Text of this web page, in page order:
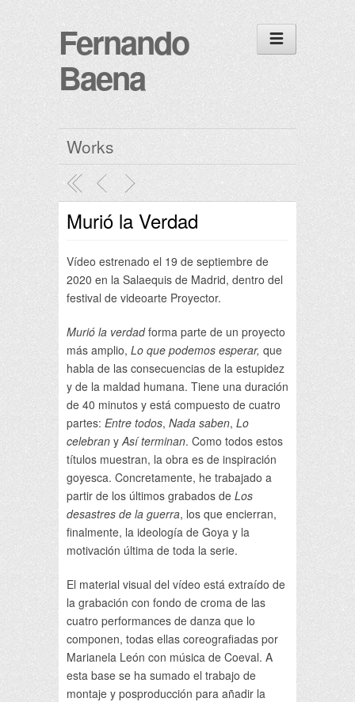
Fernando
Baena
Works
Murió la Verdad
Vídeo estrenado el 19 de septiembre de
2020 en la Salaequis de Madrid, dentro del
festival de videoarte Proyector.
Murió la verdadforma parte de un proyecto
más amplio, Lo que podemos esperar, que
habla de las consecuencias de la estupidez
y de la maldad humana. Tiene una duración
de 40 minutos y está compuesto de cuatro
partes: Entre todos, Nada saben, Lo
celebran yAsí terminan. Como todos estos
títulos muestran, la obra es de inspiración
goyesca. Concretamente, he trabajado a
partir de los últimos grabados de Los
desastres de la guerra, los que encierran,
finalmente, la ideología de Goya y la
motivación última de toda la serie.
El material visual del vídeo está extraído de
la grabación con fondo de croma de las
cuatro performances de danza que lo
componen, todas ellas coreografiadas por
Marianela León con música de Coeval. A
esta base se ha sumado el trabajo de
montaje y posproducción para añadir la